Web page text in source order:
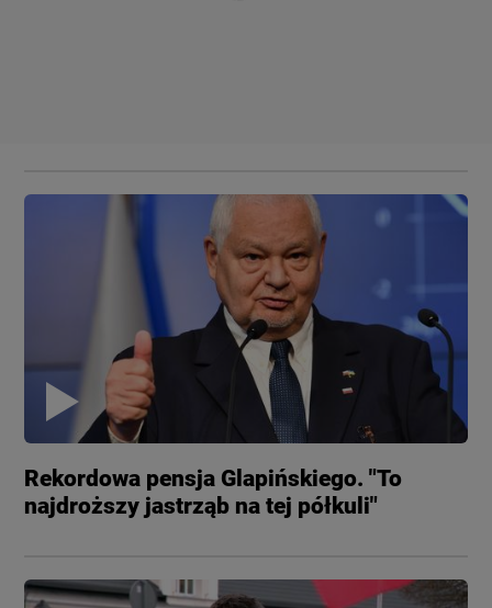
Rekordowa pensja Glapińskiego. "To
najdroższy jastrząb na tej półkuli"